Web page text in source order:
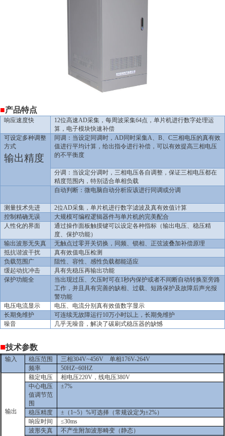
■产品特点
响应速度快 12位高速AD采集，每周波采集64点，单片机进行数字处理运
算，电子模块快速补偿
可设定多种调整
方式
输出精度
同调：当设定同调时，AD同时采集A、B、C三相电压的真有效
值进行平均计算，给出指令进行补偿，可以有效提高三相电压
的不平衡度
分调：当设定分调时，三相电压各自调整，保证三相电压都在
精度范围内，特别适合单相负载
自动判断：微电脑自动分析应该进行同调或分调
测量技术先进 2位AD采集，单片机进行数字滤波及真有效值计算
控制精确无误
大规模可编程逻辑器件与单片机的完美配合
人性化的界面
通过操作面板触摸键可以设定各种指标（输出电压、稳压精
度、保护功能）
输出波形无失真
无触点过零开关切换，同频、锁相、正弦波叠加补偿原理
抵抗谐波干扰
真有效值电压检测
负载范围广
阻性、容性、感性负载都能适应
缓起动抗冲击
具有先稳压再输出功能
保护功能全
当出现过压、欠压时可在1秒内保护或者不间断自动转换至旁路
工作，并且具有完善的缺相、过载、短路保护及故障后声光报
警功能
电压电流显示
电压、电流分别真有效值数字显示
长期免维护
可连续无故障运行10万小时以上，长期免维护
噪音
几乎无噪音，解决了碳刷式稳压器的缺憾
■技术参数
输入 稳压范围
三相304V~456V 单相176V-264V
频率
50HZ~60HZ
输出
额定电压
相电压220V，线电压380V
中心电压
值调节范
围
±7%
稳压精度 ± （1~5）%可选择（常规设定为±2%）
响应时间
≤30ms
波形失真
不产生附加波形畸变（静态）